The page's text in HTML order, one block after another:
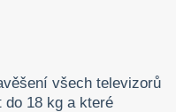
všech televizorů
do 18 kg a které